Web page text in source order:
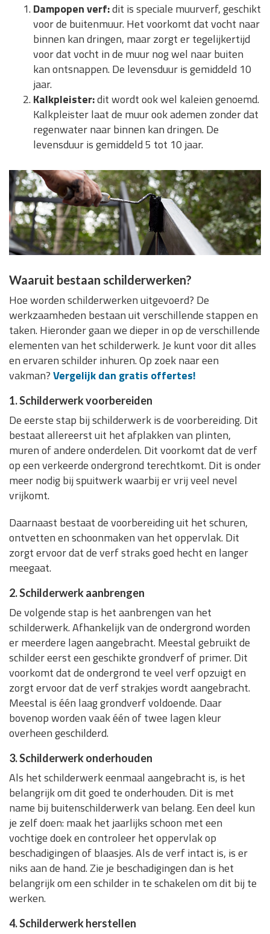
Dampopen verf:dit is speciale muurverf, geschikt
voor de buitenmuur. Het voorkomt dat vocht naar
binnen kan dringen, maar zorgt er tegelijkertijd
voor dat vocht in de muur nog wel naar buiten
kan ontsnappen. De levensduur is gemiddeld 10
jaar.
Kalkpleister:dit wordt ook wel kaleien genoemd.
Kalkpleister laat de muur ook ademen zonder dat
regenwater naar binnen kan dringen. De
levensduur is gemiddeld 5 tot 10 jaar.
Waaruit bestaan schilderwerken?
Hoe worden schilderwerken uitgevoerd? De
werkzaamheden bestaan uit verschillende stappen en
taken. Hieronder gaan we dieper in op de verschillende
elementen van het schilderwerk. Je kunt voor dit alles
en ervaren schilder inhuren. Op zoek naar een
vakman?Vergelijk dan gratis offertes!
1. Schilderwerk voorbereiden
De eerste stap bij schilderwerk is de voorbereiding. Dit
bestaat allereerst uit het afplakken van plinten,
muren of andere onderdelen. Dit voorkomt dat de verf
op een verkeerde ondergrond terechtkomt. Dit is onder
meer nodig bij spuitwerk waarbij er vrij veel nevel
vrijkomt.
Daarnaast bestaat de voorbereiding uit het schuren,
ontvetten en schoonmaken van het oppervlak. Dit
zorgt ervoor dat de verf straks goed hecht en langer
meegaat.
2. Schilderwerk aanbrengen
De volgende stap is het aanbrengen van het
schilderwerk. Afhankelijk van de ondergrond worden
er meerdere lagen aangebracht. Meestal gebruikt de
schilder eerst een geschikte grondverf of primer. Dit
voorkomt dat de ondergrond te veel verf opzuigt en
zorgt ervoor dat de verf strakjes wordt aangebracht.
Meestal is één laag grondverf voldoende. Daar
bovenop worden vaak één of twee lagen kleur
overheen geschilderd.
3. Schilderwerk onderhouden
Als het schilderwerk eenmaal aangebracht is, is het
belangrijk om dit goed te onderhouden. Dit is met
name bij buitenschilderwerk van belang. Een deel kun
je zelf doen: maak het jaarlijks schoon met een
vochtige doek en controleer het oppervlak op
beschadigingen of blaasjes. Als de verf intact is, is er
niks aan de hand. Zie je beschadigingen dan is het
belangrijk om een schilder in te schakelen om dit bij te
werken.
4. Schilderwerk herstellen